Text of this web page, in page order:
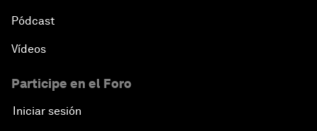
Pódcast
Vídeos
Participe en el Foro
Iniciar sesión